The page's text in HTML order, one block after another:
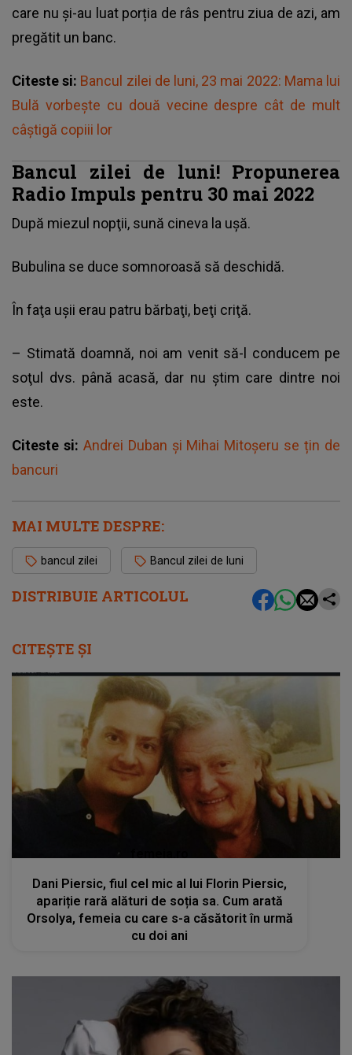
DISTRIBUIE ARTICOLUL
care nu și-au luat porția de râs pentru ziua de azi, am
pregătit un banc.
Citeste si: Bancul zilei de luni, 23 mai 2022: Mama lui
Bulă vorbește cu două vecine despre cât de mult
câștigă copiii lor
Bancul zilei de luni! Propunerea
Radio Impuls pentru 30 mai 2022
După miezul nopţii, sună cineva la uşă.
Bubulina se duce somnoroasă să deschidă.
În faţa uşii erau patru bărbaţi, beţi criţă.
– Stimată doamnă, noi am venit să-l conducem pe
soţul dvs. până acasă, dar nu ştim care dintre noi
este.
Citeste si: Andrei Duban și Mihai Mitoșeru se țin de
bancuri
MAI MULTE DESPRE:
bancul zilei Bancul zilei de luni
CITEȘTE ȘI
Dani Piersic, fiul cel mic al lui Florin Piersic,
apariție rară alături de soția sa. Cum arată
Orsolya, femeia cu care s-a căsătorit în urmă
cu doi ani